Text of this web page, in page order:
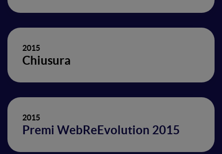
2015
Chiusura
2015
Premi WebReEvolution 2015